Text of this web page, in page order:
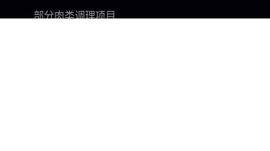
部分肉类调理项目